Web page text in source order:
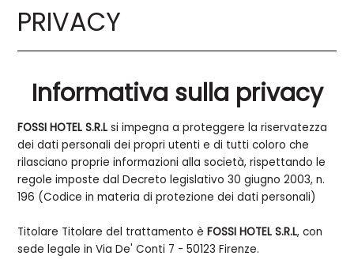
PRIVACY
Informativa sulla privacy
FOSSI HOTEL S.R.Lsi impegna a proteggere la riservatezza
dei dati personali dei propri utenti e di tutti coloro che
rilasciano proprie informazioni alla società, rispettando le
regole imposte dal Decreto legislativo 30 giugno 2003, n.
196 (Codice in materia di protezione dei dati personali)
Titolare Titolare del trattamento è FOSSI HOTEL S.R.L, con
sede legale in Via De' Conti 7 - 50123 Firenze.